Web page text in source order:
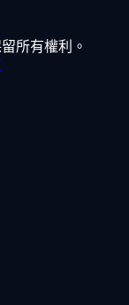
所有權利。